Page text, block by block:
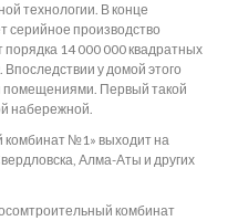
технологии. В конце
серийное производство
порядка 14 000 000 квадратных
у домой этого
помещениями. Первый такой
набережной.
комбинат №1» выходит на
Алма-Аты и других
комбинат